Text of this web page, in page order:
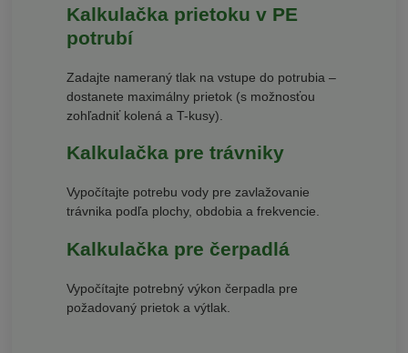
Kalkulačka prietoku v PE
potrubí
Zadajte nameraný tlak na vstupe do potrubia –
dostanete maximálny prietok (s možnosťou
zohľadniť kolená a T-kusy).
Kalkulačka pre trávniky
Vypočítajte potrebu vody pre zavlažovanie
trávnika podľa plochy, obdobia a frekvencie.
Kalkulačka pre čerpadlá
Vypočítajte potrebný výkon čerpadla pre
požadovaný prietok a výtlak.